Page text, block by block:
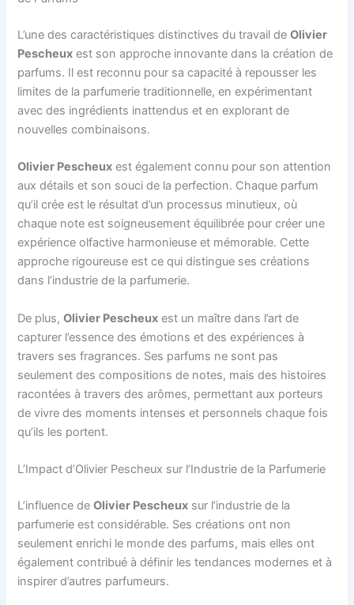
L’une des caractéristiques distinctives du travail deOlivier
Pescheux est son approche innovante dans la création de
parfums. Il est reconnu pour sa capacité à repousser les
limites de la parfumerie traditionnelle, en expérimentant
avec des ingrédients inattendus et en explorant de
nouvelles combinaisons.
Olivier Pescheux est également connu pour son attention
aux détails et son souci de la perfection. Chaque parfum
qu’il crée est le résultat d’un processus minutieux, où
chaque note est soigneusement équilibrée pour créer une
expérience olfactive harmonieuse et mémorable. Cette
approche rigoureuse est ce qui distingue ses créations
dans l’industrie de la parfumerie.
De plus,Olivier Pescheux est un maître dans l’art de
capturer l’essence des émotions et des expériences à
travers ses fragrances. Ses parfums ne sont pas
seulement des compositions de notes, mais des histoires
racontées à travers des arômes, permettant aux porteurs
de vivre des moments intenses et personnels chaque fois
qu’ils les portent.
L’Impact d’Olivier Pescheux sur l’Industrie de la Parfumerie
L’influence deOlivier Pescheux sur l’industrie de la
parfumerie est considérable. Ses créations ont non
seulement enrichi le monde des parfums, mais elles ont
également contribué à définir les tendances modernes et à
inspirer d’autres parfumeurs.